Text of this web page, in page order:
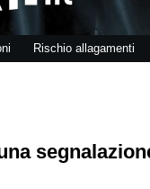
Rischio allagamenti